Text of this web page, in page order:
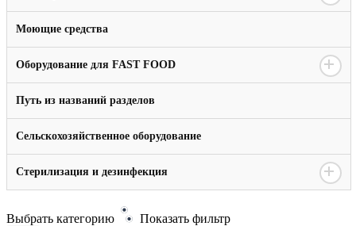
Моющие средства
Оборудование для FAST FOOD
Путь из названий разделов
Сельскохозяйственное оборудование
Стерилизация и дезинфекция
Выбрать категорию Показать фильтр